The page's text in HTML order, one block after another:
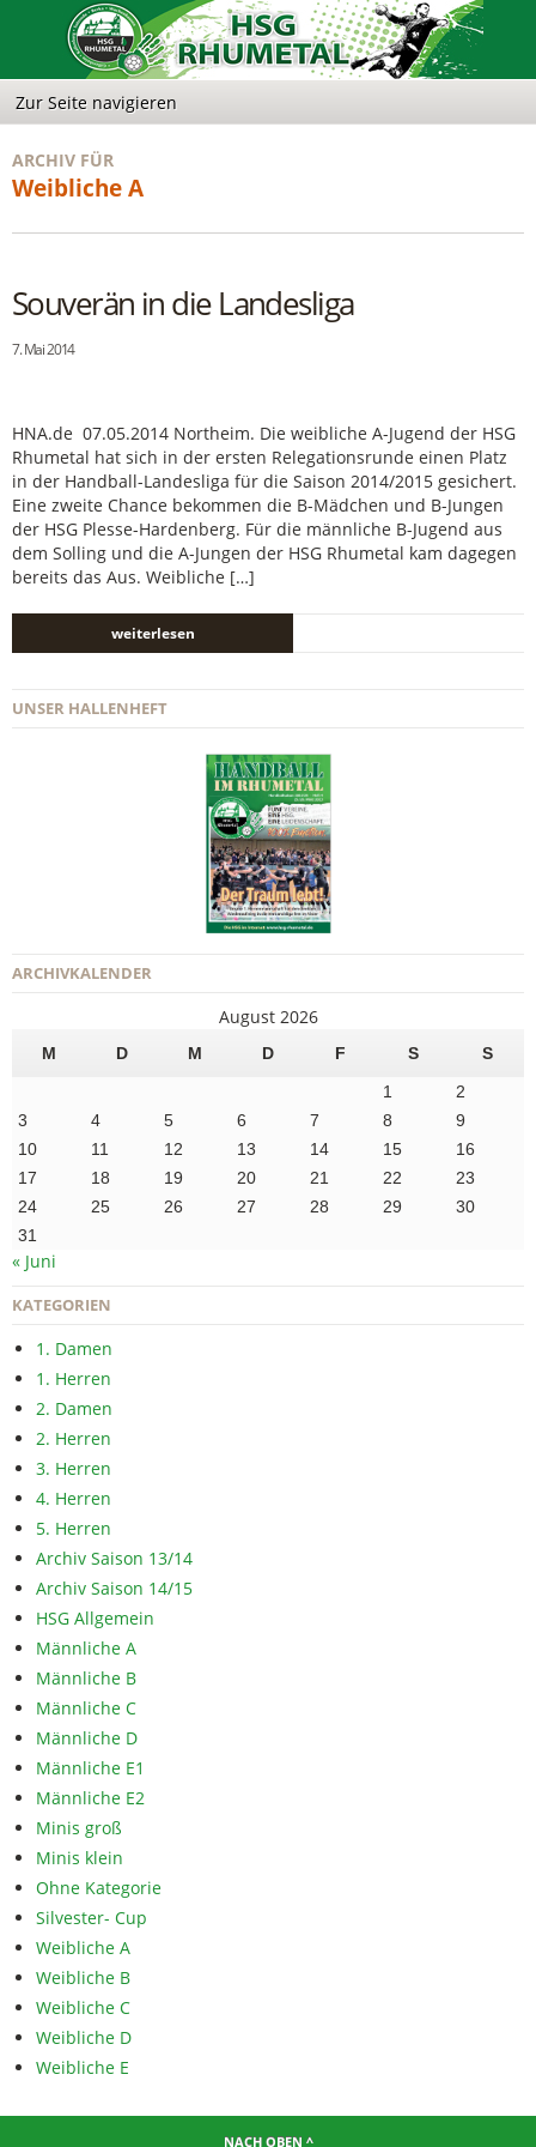
ARCHIV FÜR
Weibliche A
Souverän in die Landesliga
7. Mai 2014
HNA.de 07.05.2014 Northeim. Die weibliche A-Jugend der HSG
Rhumetal hat sich in der ersten Relegationsrunde einen Platz
in der Handball-Landesliga für die Saison 2014/2015 gesichert.
Eine zweite Chance bekommen die B-Mädchen und B-Jungen
der HSG Plesse-Hardenberg. Für die männliche B-Jugend aus
dem Solling und die A-Jungen der HSG Rhumetal kam dagegen
bereits das Aus. Weibliche […]
weiterlesen
UNSER HALLENHEFT
ARCHIVKALENDER
August 2026
M D M D F S
S
1
2
3
4 5 6 7 8
9
10
11 12 13 14 15
16
17
18 19 20 21 22
23
24
25 26 27 28 29
30
31
« Juni
KATEGORIEN
1. Damen
1. Herren
2. Damen
2. Herren
3. Herren
4. Herren
5. Herren
Archiv Saison 13/14
Archiv Saison 14/15
HSG Allgemein
Männliche A
Männliche B
Männliche C
Männliche D
Männliche E1
Männliche E2
Minis groß
Minis klein
Ohne Kategorie
Silvester- Cup
Weibliche A
Weibliche B
Weibliche C
Weibliche D
Weibliche E
NACH OBEN ^